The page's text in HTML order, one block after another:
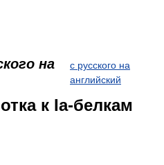
на
с русского на
английский
к Ia-белкам